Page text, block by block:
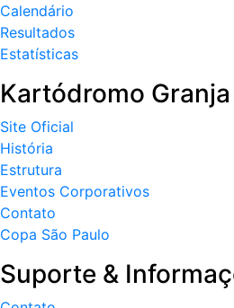
Calendário
Resultados
Estatísticas
Kartódromo
Site Oficial
História
Estrutura
Eventos Corporativos
Contato
Copa São Paulo
Suporte &